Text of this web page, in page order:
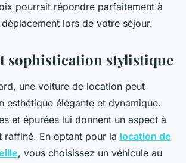
pourrait répondre parfaitement à
lors de votre séjour.
sophistication stylistique
une voiture de location peut
esthétique élégante et dynamique.
et épurées lui donnent un aspect à
En optant pour la location de
, vous choisissez un véhicule au